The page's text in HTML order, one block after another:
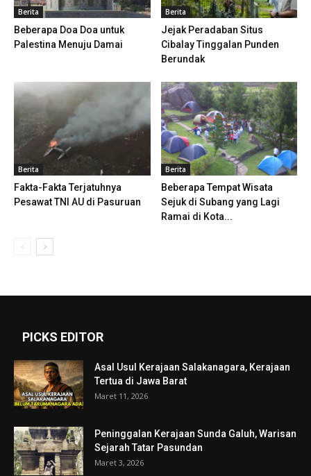
Berita
Beberapa Doa Doa untuk
Palestina Menuju Damai
Berita
Jejak Peradaban Situs
Cibalay Tinggalan Punden
Berundak
Berita
Fakta-Fakta Terjatuhnya
Pesawat TNI AU di Pasuruan
Berita
Beberapa Tempat Wisata
Sejuk di Subang yang Lagi
Ramai di Kota...
PICKS EDITOR
Asal Usul Kerajaan Salakanagara, Kerajaan
Tertua di Jawa Barat
Maret 11, 2026
Peninggalan Kerajaan Sunda Galuh, Warisan
Sejarah Tatar Pasundan
Maret 3, 2026